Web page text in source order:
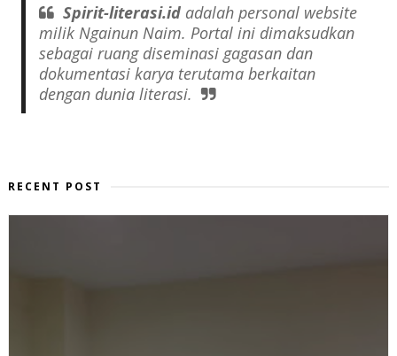
Spirit-literasi.idadalah personal website
milik Ngainun Naim. Portal ini dimaksudkan
sebagai ruang diseminasi gagasan dan
dokumentasi karya terutama berkaitan
dengan dunia literasi.
RECENT POST